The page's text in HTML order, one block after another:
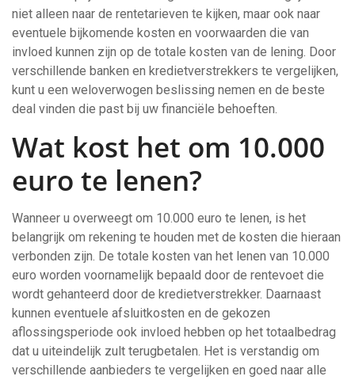
niet alleen naar de rentetarieven te kijken, maar ook naar
eventuele bijkomende kosten en voorwaarden die van
invloed kunnen zijn op de totale kosten van de lening. Door
verschillende banken en kredietverstrekkers te vergelijken,
kunt u een weloverwogen beslissing nemen en de beste
deal vinden die past bij uw financiële behoeften.
Wat kost het om 10.000
euro te lenen?
Wanneer u overweegt om 10.000 euro te lenen, is het
belangrijk om rekening te houden met de kosten die hieraan
verbonden zijn. De totale kosten van het lenen van 10.000
euro worden voornamelijk bepaald door de rentevoet die
wordt gehanteerd door de kredietverstrekker. Daarnaast
kunnen eventuele afsluitkosten en de gekozen
aflossingsperiode ook invloed hebben op het totaalbedrag
dat u uiteindelijk zult terugbetalen. Het is verstandig om
verschillende aanbieders te vergelijken en goed naar alle